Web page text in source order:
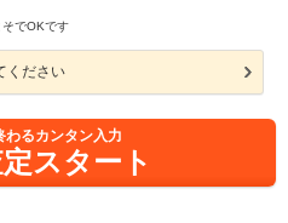
でOKです
ください
わるカンタン入力
スタート